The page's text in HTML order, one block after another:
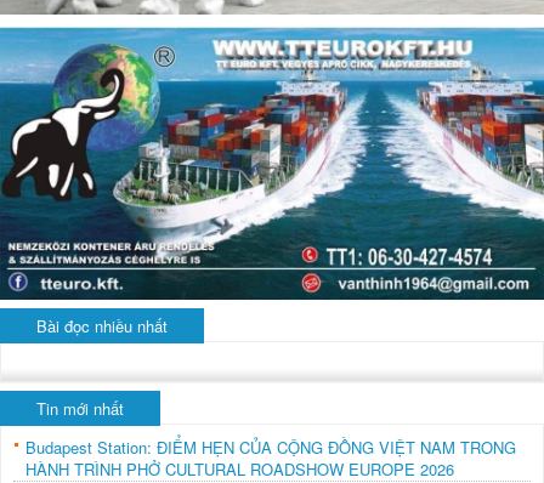
Bài đọc nhiều nhất
Tin mới nhất
Budapest Station: ĐIỂM HẸN CỦA CỘNG ĐỒNG VIỆT NAM TRONG
HÀNH TRÌNH PHỞ CULTURAL ROADSHOW EUROPE 2026